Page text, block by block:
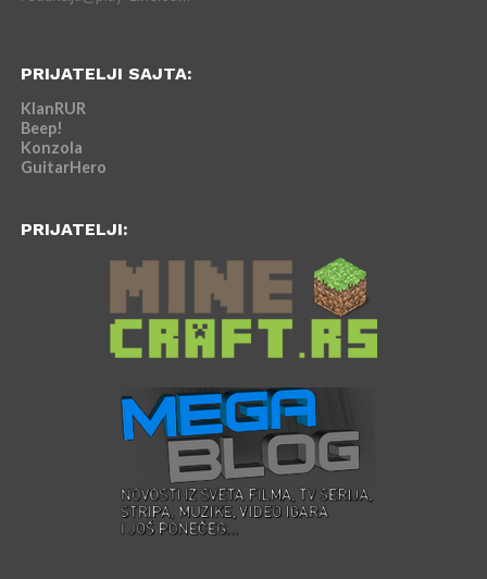
PRIJATELJI SAJTA:
KlanRUR
Beep!
Konzola
GuitarHero
PRIJATELJI: